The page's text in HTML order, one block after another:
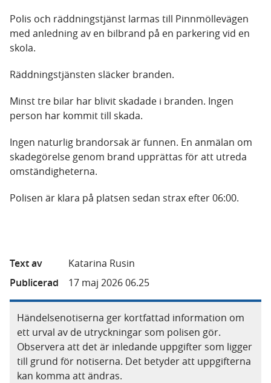
Polis och räddningstjänst larmas till Pinnmöllevägen
med anledning av en bilbrand på en parkering vid en
skola.
Räddningstjänsten släcker branden.
Minst tre bilar har blivit skadade i branden. Ingen
person har kommit till skada.
Ingen naturlig brandorsak är funnen. En anmälan om
skadegörelse genom brand upprättas för att utreda
omständigheterna.
Polisen är klara på platsen sedan strax efter 06:00.
Text av
Katarina Rusin
Publicerad
17 maj 2026 06.25
Händelsenotiserna ger kortfattad information om
ett urval av de utryckningar som polisen gör.
Observera att det är inledande uppgifter som ligger
till grund för notiserna. Det betyder att uppgifterna
kan komma att ändras.